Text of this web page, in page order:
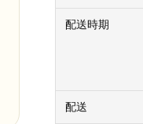
配送時期
配送